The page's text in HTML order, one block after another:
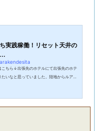
実践稼働！リセット天井の
こちら↓出張先のホテルにて出張先のホテ
いなと思っていました。陸地からルアー
アーをポチってしまいました・・・こう